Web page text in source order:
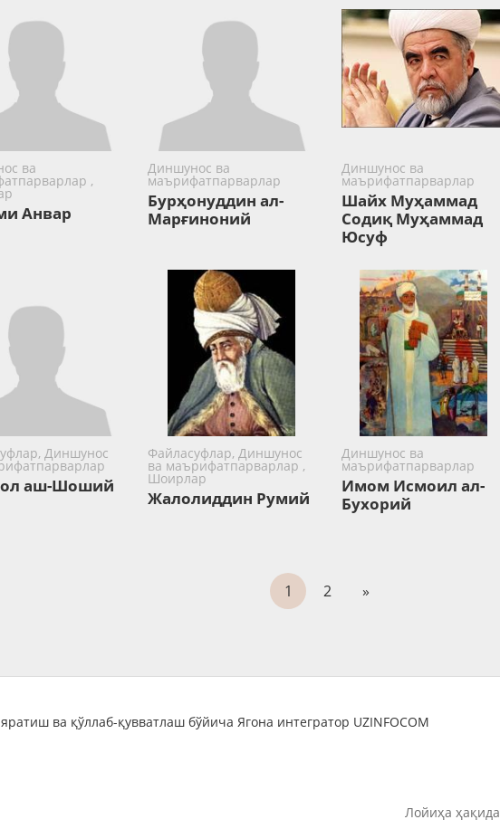
ва
,
Анвар
Диншунос ва
маърифатпарварлар
Бурҳонуддин ал-
Марғиноний
Диншунос ва
маърифатпарварлар
Шайх Муҳаммад
Содиқ Муҳаммад
Юсуф
Диншунос
аш-Шоший
Файласуфлар, Диншунос
ва маърифатпарварлар ,
Шоирлар
Жалолиддин Румий
Диншунос ва
маърифатпарварлар
Имом Исмоил ал-
Бухорий
1 2 »
ва қўллаб-қувватлаш бўйича Ягона интегратор UZINFOCOM
Лойиҳа ҳақида